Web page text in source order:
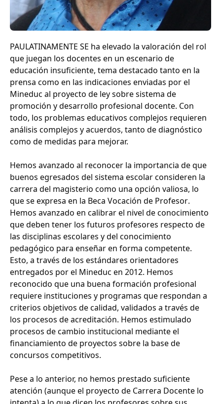
PAULATINAMENTE SE ha elevado la valoración del rol
que juegan los docentes en un escenario de
educación insuficiente, tema destacado tanto en la
prensa como en las indicaciones enviadas por el
Mineduc al proyecto de ley sobre sistema de
promoción y desarrollo profesional docente. Con
todo, los problemas educativos complejos requieren
análisis complejos y acuerdos, tanto de diagnóstico
como de medidas para mejorar.
Hemos avanzado al reconocer la importancia de que
buenos egresados del sistema escolar consideren la
carrera del magisterio como una opción valiosa, lo
que se expresa en la Beca Vocación de Profesor.
Hemos avanzado en calibrar el nivel de conocimiento
que deben tener los futuros profesores respecto de
las disciplinas escolares y del conocimiento
pedagógico para enseñar en forma competente.
Esto, a través de los estándares orientadores
entregados por el Mineduc en 2012. Hemos
reconocido que una buena formación profesional
requiere instituciones y programas que respondan a
criterios objetivos de calidad, validados a través de
los procesos de acreditación. Hemos estimulado
procesos de cambio institucional mediante el
financiamiento de proyectos sobre la base de
concursos competitivos.
Pese a lo anterior, no hemos prestado suficiente
atención (aunque el proyecto de Carrera Docente lo